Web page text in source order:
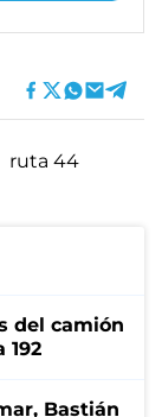
ruta 44
del camión
192
Bastián